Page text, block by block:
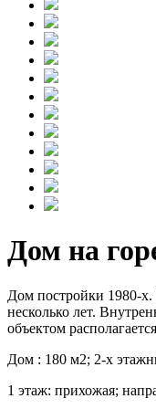
Дом на
Дом постройки 1980-х.
несколько лет.
объектом
Дом : 180 м2; 2-х
1 этаж: прихожая;